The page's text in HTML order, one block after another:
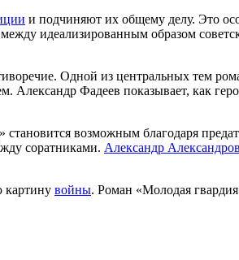
и подчиняют их общему делу. Это
идеализированным образом
Одной из центральных тем
Александр Фадеев показывает, как
возможным благодаря
соратниками. Александр
картину войны. Роман «Молодая